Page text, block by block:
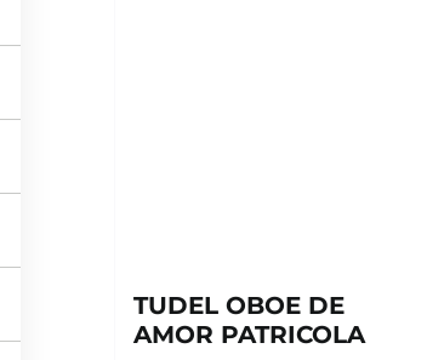
TUDEL OBOE DE
AMOR PATRICOLA